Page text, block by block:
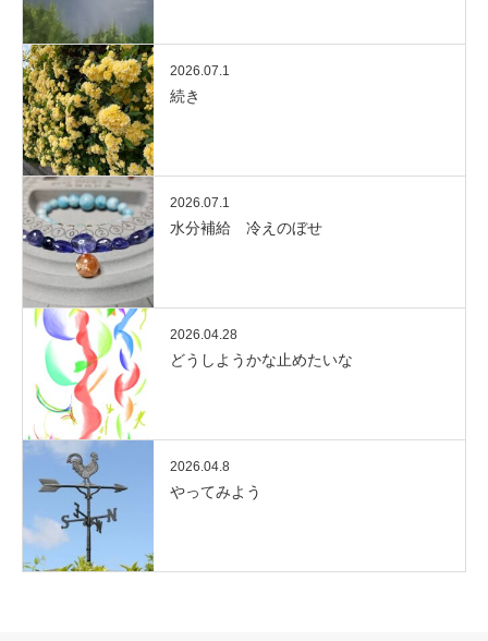
2026.07.1
続き
2026.07.1
水分補給 冷えのぼせ
2026.04.28
どうしようかな止めたいな
2026.04.8
やってみよう